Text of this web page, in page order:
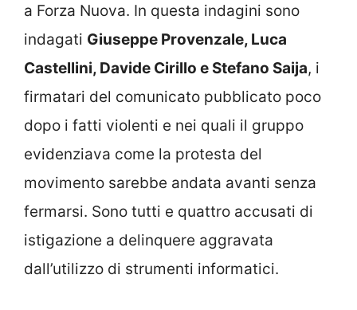
a Forza Nuova. In questa indagini sono
indagati Giuseppe Provenzale, Luca
Castellini, Davide Cirillo e Stefano Saija, i
firmatari del comunicato pubblicato poco
dopo i fatti violenti e nei quali il gruppo
evidenziava come la protesta del
movimento sarebbe andata avanti senza
fermarsi. Sono tutti e quattro accusati di
istigazione a delinquere aggravata
dall’utilizzo di strumenti informatici.